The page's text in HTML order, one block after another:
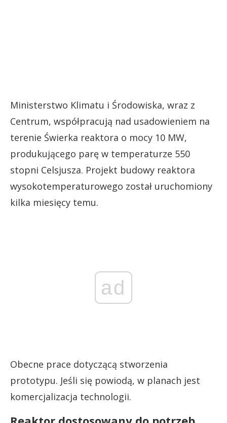
Ministerstwo Klimatu i Środowiska, wraz z
Centrum, współpracują nad usadowieniem na
terenie Świerka reaktora o mocy 10 MW,
produkującego parę w temperaturze 550
stopni Celsjusza. Projekt budowy reaktora
wysokotemperaturowego został uruchomiony
kilka miesięcy temu.
ad
Obecne prace dotyczącą stworzenia
prototypu. Jeśli się powiodą, w planach jest
komercjalizacja technologii.